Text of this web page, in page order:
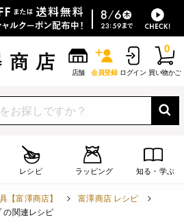
店舗 会員登録 ログイン 買い物かご
0
レシピ ラッピング 知る・学ぶ
【富澤商店】
富澤商店 レシピ
の関連レシピ